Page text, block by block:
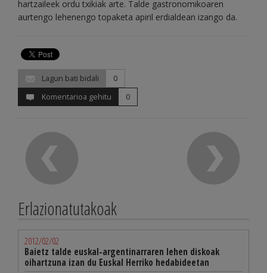
hartzaileek ordu txikiak arte. Talde gastronomikoaren
aurtengo lehenengo topaketa apiril erdialdean izango da.
Lagun bati bidali
0
Komentarioa gehitu
0
Erlazionatutakoak
2012/02/02
Baietz talde euskal-argentinarraren lehen diskoak
oihartzuna izan du Euskal Herriko hedabideetan